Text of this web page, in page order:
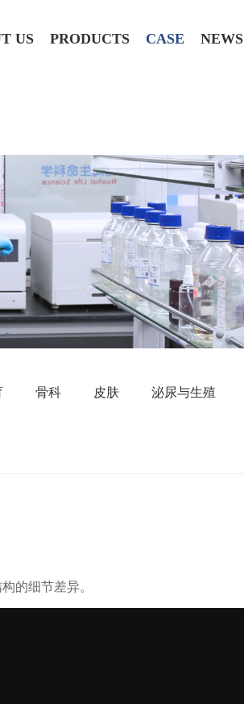
US PRODUCTS CASE NEWS
骨科 皮肤 泌尿与生殖
的细节差异。